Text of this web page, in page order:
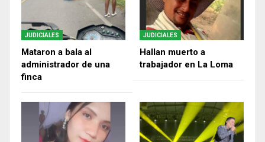
JUDICIALES
Mataron a bala al
administrador de una
finca
JUDICIALES
Hallan muerto a
trabajador en La Loma